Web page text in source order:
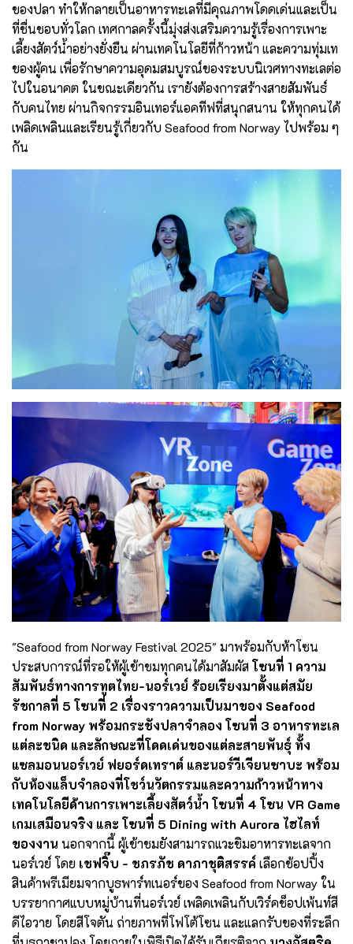
ของปลา ทำให้กลายเป็นอาหารทะเลที่มีคุณภาพโดดเด่นและเป็น
ที่ชื่นชอบทั่วโลก เทศกาลครั้งนี้มุ่งส่งเสริมความรู้เรื่องการเพาะ
เลี้ยงสัตว์น้ำอย่างยั่งยืน ผ่านเทคโนโลยีที่ก้าวหน้า และความทุ่มเท
ของผู้คน เพื่อรักษาความอุดมสมบูรณ์ของระบบนิเวศทางทะเลต่อ
ไปในอนาคต ในขณะเดียวกัน เรายังต้องการสร้างสายสัมพันธ์
กับคนไทย ผ่านกิจกรรมอินเทอร์แอคทีฟที่สนุกสนาน ให้ทุกคนได้
เพลิดเพลินและเรียนรู้เกี่ยวกับ Seafood from Norway ไปพร้อม ๆ
กัน
"Seafood from Norway Festival 2025" มาพร้อมกับห้าโซน
ประสบการณ์ที่รอให้ผู้เข้าชมทุกคนได้มาสัมผัสโซนที่ 1 ความ
สัมพันธ์ทางการทูตไทย-นอร์เวย์ ร้อยเรียงมาตั้งแต่สมัย
รัชกาลที่ 5 โซนที่ 2 เรื่องราวความเป็นมาของ Seafood
from Norway พร้อมกระชังปลาจำลอง โซนที่ 3 อาหารทะเล
แต่ละชนิด และลักษณะที่โดดเด่นของแต่ละสายพันธุ์ ทั้ง
แซลมอนนอร์เวย์ ฟยอร์ดเทราต์ และนอร์วีเจียนซาบะ พร้อม
กับห้องแล็บจำลองที่โชว์นวัตกรรมและความก้าวหน้าทาง
เทคโนโลยีด้านการเพาะเลี้ยงสัตว์น้ำ โซนที่ 4 โซน VR Game
เกมเสมือนจริง และ โซนที่ 5 Dining with Aurora ไฮไลท์
ของงาน นอกจากนี้ ผู้เข้าชมยังสามารถแวะชิมอาหารทะเลจาก
นอร์เวย์ โดย เชฟจิ๊บ - ชภรภัช ดาภาชุติสรรค์ เลือกช้อปปิ้ง
สินค้าพรีเมียมจากบูธพาร์ทเนอร์ของ Seafood from Norway ใน
บรรยากาศแบบหมู่บ้านที่นอร์เวย์ เพลิดเพลินกับเวิร์คช็อปเพ้นท์สี
ดีไอวาย โดยสีโจตัน ถ่ายภาพที่โฟโต้โซน และแลกรับของที่ระลึก